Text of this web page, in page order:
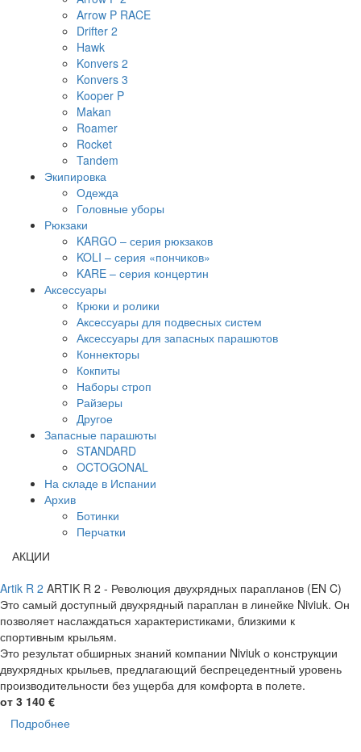
Arrow P RACE
Drifter 2
Hawk
Konvers 2
Konvers 3
Kooper P
Makan
Roamer
Rocket
Tandem
Экипировка
Одежда
Головные уборы
Рюкзаки
KARGO – серия рюкзаков
KOLI – серия «пончиков»
KARE – серия концертин
Аксессуары
Крюки и ролики
Аксессуары для подвесных систем
Аксессуары для запасных парашютов
Коннекторы
Кокпиты
Наборы строп
Райзеры
Другое
Запасные парашюты
STANDARD
OCTOGONAL
На складе в Испании
Архив
Ботинки
Перчатки
АКЦИИ
Artik R 2 ARTIK R 2 - Революция двухрядных парапланов (EN C)
Это самый доступный двухрядный параплан в линейке Niviuk. Он
позволяет наслаждаться характеристиками, близкими к
спортивным крыльям.
Это результат обширных знаний компании Niviuk о конструкции
двухрядных крыльев, предлагающий беспрецедентный уровень
производительности без ущерба для комфорта в полете.
от 3 140 €
Подробнее